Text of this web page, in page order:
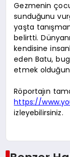
Gezmenin
sunduğunu
yaşta
belirtti.
kendisine
eden Batu,
etmek
Röportajın
https://
izleyebilirsiniz.